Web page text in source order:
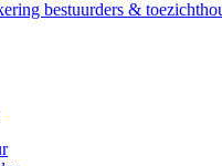
bestuurders &